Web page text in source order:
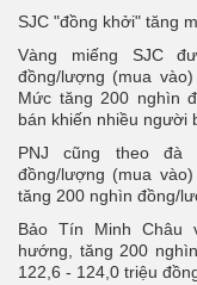
SJC "đồng khởi" tăng
Vàng miếng SJC
đồng/lượng (mua
Mức tăng 200 nghìn
bán khiến nhiều người
PNJ cũng theo đà
đồng/lượng (mua
tăng 200 nghìn đồng/
Bảo Tín Minh Châu
hướng, tăng 200
122,6 - 124,0 triệu